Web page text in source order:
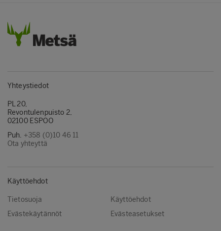
Yhteystiedot
PL 20,
Revontulenpuisto 2,
02100 ESPOO
Puh. +358 (0)10 46 11
Ota yhteyttä
Käyttöehdot
Tietosuoja
Käyttöehdot
Evästekäytännöt
Evästeasetukset